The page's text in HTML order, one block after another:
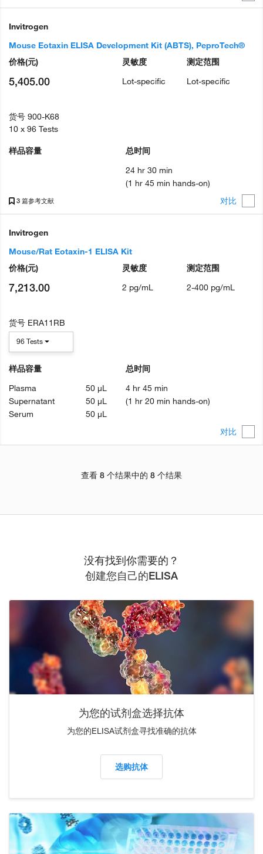
Invitrogen
对比
Mouse Eotaxin ELISA Development Kit (ABTS), PeproTech®
3 篇参考文献
灵敏度
Lot-specific
测定范围
Lot-specific
样品容量
总时间
24 hr 30 min
(1 hr 45 min hands-on)
价格(元)
5,405.00
货号 900-K68
10 x 96 Tests
Invitrogen
对比
Mouse/Rat Eotaxin-1 ELISA Kit
灵敏度
2 pg/mL
测定范围
2-400 pg/mL
样品容量
Plasma
50 µL
Supernatant
50 µL
Serum
50 µL
总时间
4 hr 45 min
(1 hr 20 min hands-on)
价格(元)
7,213.00
货号 ERA11RB
96 Tests
查看 8 个结果中的 8 个结果
没有找到你需要的？
创建您自己的ELISA
为您的试剂盒选择抗体
为您的ELISA试剂盒寻找准确的抗体
选购抗体